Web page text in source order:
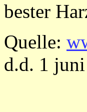
bester
Quelle:
d.d. 1